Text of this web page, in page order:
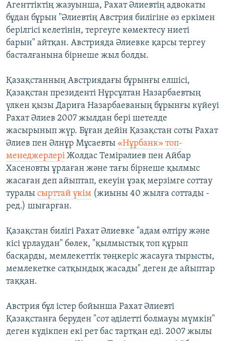
Агенттіктің жазуынша, Рахат Әлиевтің адвокаты
бұдан бұрын "Әлиевтің Австрия билігіне өз еркімен
берілгісі келетінін, тергеуге көмектесу ниеті
барын" айтқан. Австрияда Әлиевке қарсы тергеу
басталғанына бірнеше жыл болды.
Қазақстанның Австриядағы бұрынғы елшісі,
Қазақстан президенті Нұрсұлтан Назарбаевтың
үлкен қызы Дариға Назарбаеваның бұрынғы күйеуі
Рахат Әлиев 2007 жылдан бері шетелде
жасырынып жүр. Бұған дейін Қазақстан соты Рахат
Әлиев пен Әлнұр Мұсаевты «Нұрбанк» топ-
менеджерлері Жолдас Темірәлиев пен Айбар
Хасеновты ұрлаған және тағы бірнеше қылмыс
жасаған деп айыптап, екеуін ұзақ мерзімге соттау
туралы сырттай үкім (жиыны 40 жылға соттады -
ред.) шығарған.
Қазақстан билігі Рахат Әлиевке "адам өлтіру және
кісі ұрлаудан" бөлек, "қылмыстық топ құрып
басқарды, мемлекеттік төңкеріс жасауға тырысты,
мемлекетке сатқындық жасады" деген де айыптар
таққан.
Австрия бұл істер бойынша Рахат Әлиевті
Қазақстанға беруден "сот әділетті болмауы мүмкін"
деген күдікпен екі рет бас тартқан еді. 2007 жылы